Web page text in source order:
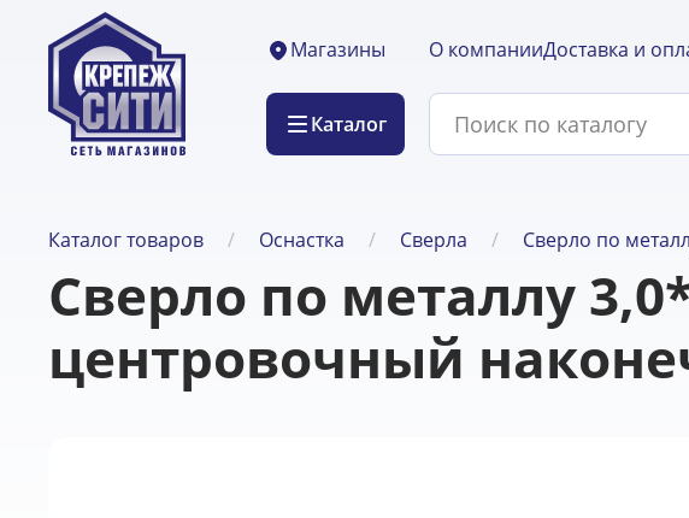
Магазины
Каталог
О компанииДоставка и
Каталог товаров Оснастка Сверла Сверло по
Сверло по металлу
центровочный